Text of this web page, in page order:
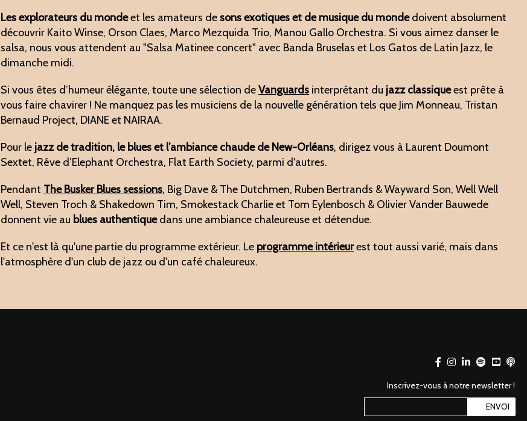
Les explorateurs du mondeet les amateurs desons exotiques et de musique du mondedoivent absolument
découvrir Kaito Winse, Orson Claes, Marco Mezquida Trio, Manou Gallo Orchestra. Si vous aimez danser le
salsa, nous vous attendent au "Salsa Matinee concert" avec Banda Bruselas et Los Gatos de Latin Jazz, le
dimanche midi.
Si vous êtes d’humeur élégante, toute une sélection deVanguards interprétant du jazz classiqueest prête à
vous faire chavirer ! Ne manquez pas les musiciens de la nouvelle génération tels que Jim Monneau, Tristan
Bernaud Project, DIANE et NAIRAA.
Pour le jazz de tradition, le blues et l’ambiance chaude de New-Orléans, dirigez vous à Laurent Doumont
Sextet, Rêve d’Elephant Orchestra, Flat Earth Society, parmi d'autres.
Pendant The Busker Blues sessions, Big Dave & The Dutchmen, Ruben Bertrands & Wayward Son, Well Well
Well, Steven Troch & Shakedown Tim, Smokestack Charlie et Tom Eylenbosch & Olivier Vander Bauwede
donnent vie au blues authentiquedans une ambiance chaleureuse et détendue.
Et ce n'est là qu'une partie du programme extérieur. Le programme intérieurest tout aussi varié, mais dans
l'atmosphère d'un club de jazz ou d'un café chaleureux.
Inscrivez-vous à notre newsletter !
ENVOI